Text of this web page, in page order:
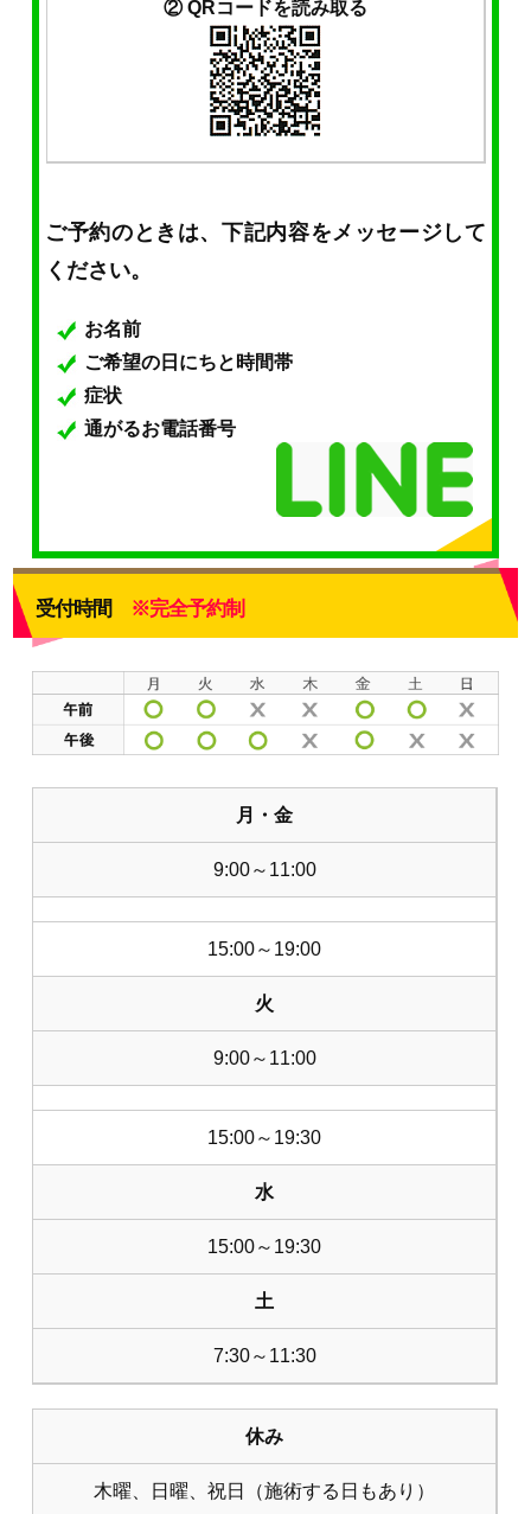
② QRコードを読み取る
ご予約のときは、下記内容をメッセージして
ください。
お名前
ご希望の日にちと時間帯
症状
通がるお電話番号
受付時間 ※完全予約制
月・金
9:00～11:00
15:00～19:00
火
9:00～11:00
15:00～19:30
水
15:00～19:30
土
7:30～11:30
休み
木曜、日曜、祝日（施術する日もあり）